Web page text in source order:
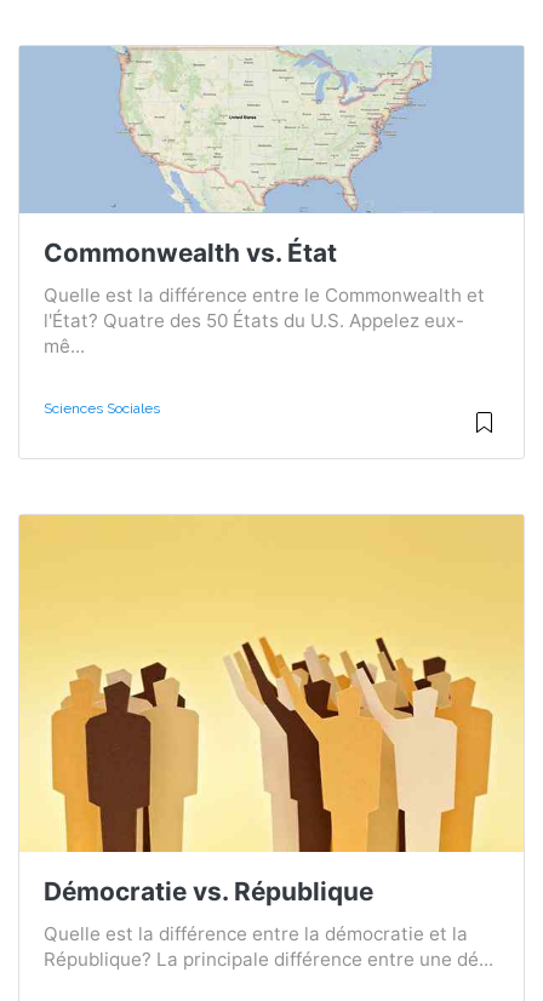
Commonwealth vs. État
Quelle est la différence entre le Commonwealth et
l'État? Quatre des 50 États du U.S. Appelez eux-
mê...
Sciences Sociales
Démocratie vs. République
Quelle est la différence entre la démocratie et la
République? La principale différence entre une dé...